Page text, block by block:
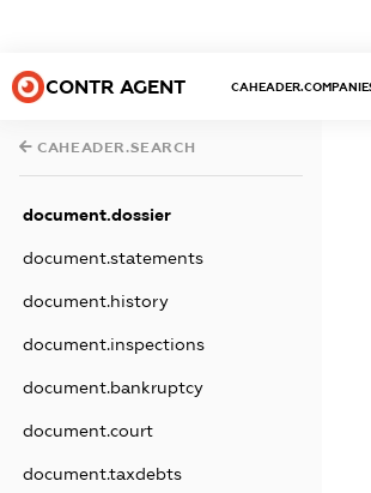
CONTR AGENT
CAHEADER.SEARCH
document.dossier
document.statements
document.history
document.inspections
document.bankruptcy
document.court
document.taxdebts